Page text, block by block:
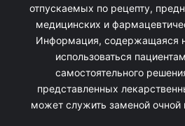
отпускаемых по рецепту,
медицинских и
Информация, содержащаяся
использоваться
самостоятельного
представленных
может служить заменой очной